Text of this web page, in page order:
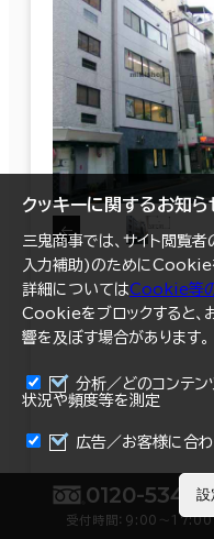
階数
0120-534-
受付時間：9:00〜17:00
クッキーに関するお知ら
三鬼商事では、サイト閲覧
入力補助)のためにCookie
詳細についてはCookie等
Cookieをブロックすると、
響を及ぼす場合があります。
分析／どのコンテン
状況や頻度等を測定
広告／お客様に合
設